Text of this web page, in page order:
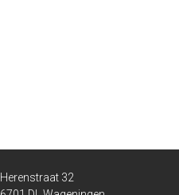
Herenstraat 32